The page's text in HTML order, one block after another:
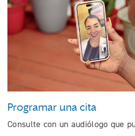
Programar una cita
Consulte con un audiólogo que